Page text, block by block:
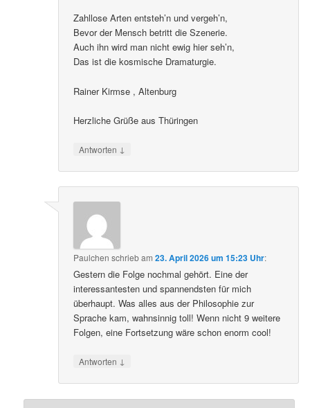
Zahllose Arten entsteh’n und vergeh’n,
Bevor der Mensch betritt die Szenerie.
Auch ihn wird man nicht ewig hier seh’n,
Das ist die kosmische Dramaturgie.
Rainer Kirmse , Altenburg
Herzliche Grüße aus Thüringen
Antworten ↓
Paulchen schriebam23. April 2026 um 15:23 Uhr:
Gestern die Folge nochmal gehört. Eine der
interessantesten und spannendsten für mich
überhaupt. Was alles aus der Philosophie zur
Sprache kam, wahnsinnig toll! Wenn nicht 9 weitere
Folgen, eine Fortsetzung wäre schon enorm cool!
Antworten ↓